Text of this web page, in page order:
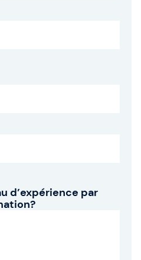
d’expérience par